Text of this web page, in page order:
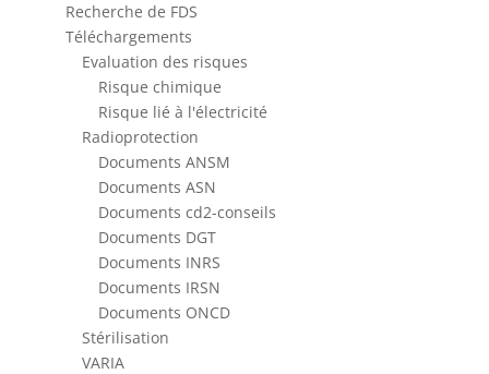
Recherche de FDS
Téléchargements
Evaluation des risques
Risque chimique
Risque lié à l'électricité
Radioprotection
Documents ANSM
Documents ASN
Documents cd2-conseils
Documents DGT
Documents INRS
Documents IRSN
Documents ONCD
Stérilisation
VARIA